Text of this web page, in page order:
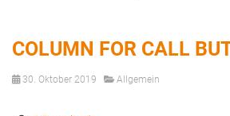
COLUMN FOR CALL
30. Oktober 2019 Allgemein